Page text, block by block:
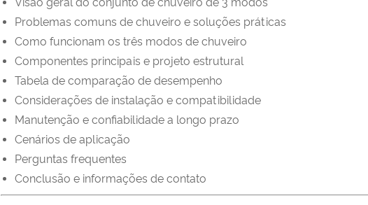
Problemas comuns de chuveiro e soluções práticas
Como funcionam os três modos de chuveiro
Componentes principais e projeto estrutural
Tabela de comparação de desempenho
Considerações de instalação e compatibilidade
Manutenção e confiabilidade a longo prazo
Cenários de aplicação
Perguntas frequentes
Conclusão e informações de contato